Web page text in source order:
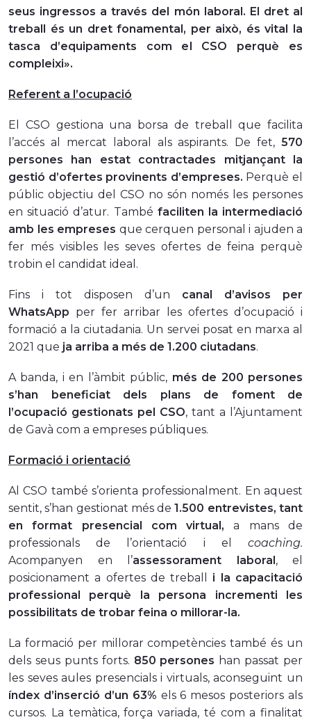
seus ingressos a través del món laboral. El dret al
treball és un dret fonamental, per això, és vital la
tasca d’equipaments com el CSO perquè es
compleixi».
Referent a l’ocupació
El CSO gestiona una borsa de treball que facilita
l’accés al mercat laboral als aspirants. De fet, 570
persones han estat contractades mitjançant la
gestió d’ofertes provinents d’empreses. Perquè el
públic objectiu del CSO no són només les persones
en situació d’atur. També faciliten la intermediació
amb les empreses que cerquen personal i ajuden a
fer més visibles les seves ofertes de feina perquè
trobin el candidat ideal.
Fins i tot disposen d’un canal d’avisos per
WhatsApp per fer arribar les ofertes d’ocupació i
formació a la ciutadania. Un servei posat en marxa al
2021 que ja arriba a més de 1.200 ciutadans.
A banda, i en l’àmbit públic, més de 200 persones
s’han beneficiat dels plans de foment de
l’ocupació gestionats pel CSO, tant a l’Ajuntament
de Gavà com a empreses públiques.
Formació i orientació
Al CSO també s’orienta professionalment. En aquest
sentit, s’han gestionat més de1.500 entrevistes, tant
en format presencial com virtual,a mans de
professionals de l’orientació i elcoaching.
Acompanyen en l’assessorament laboral, el
posicionament a ofertes de treball i la capacitació
professional perquè la persona incrementi les
possibilitats de trobar feina o millorar-la.
La formació per millorar competències també és un
dels seus punts forts. 850 persones han passat per
les seves aules presencials i virtuals, aconseguint un
índex d’inserció d’un 63% els 6 mesos posteriors als
cursos. La temàtica, força variada, té com a finalitat